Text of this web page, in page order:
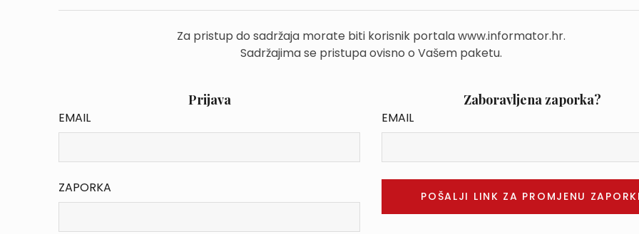
Za pristup do sadržaja morate biti korisnik portala www.informator.hr.
Sadržajima se pristupa ovisno o Vašem paketu.
Prijava
EMAIL
ZAPORKA
Zaboravljena zaporka?
EMAIL